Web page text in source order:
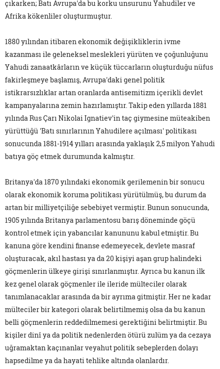
çıkarken; Batı Avrupa'da bu korku unsurunu Yahudiler ve
Afrika kökenliler oluşturmuştur.
1880 yılından itibaren ekonomik değişikliklerin ivme
kazanması ile geleneksel meslekleri yürüten ve çoğunluğunu
Yahudi zanaatkârların ve küçük tüccarların oluşturduğu nüfus
fakirleşmeye başlamış, Avrupa'daki genel politik
istikrarsızlıklar artan oranlarda antisemitizm içerikli devlet
kampanyalarına zemin hazırlamıştır. Takip eden yıllarda 1881
yılında Rus Çarı Nikolai Ignatiev'in taç giymesine müteakiben
yürüttüğü 'Batı sınırlarının Yahudilere açılması' politikası
sonucunda 1881-1914 yılları arasında yaklaşık 2,5 milyon Yahudi
batıya göç etmek durumunda kalmıştır.
Britanya'da 1870 yılındaki ekonomik gerilemenin bir sonucu
olarak ekonomik koruma politikası yürütülmüş, bu durum da
artan bir milliyetçiliğe sebebiyet vermiştir. Bunun sonucunda,
1905 yılında Britanya parlamentosu barış döneminde göçü
kontrol etmek için yabancılar kanununu kabul etmiştir. Bu
kanuna göre kendini finanse edemeyecek, devlete masraf
oluşturacak, akıl hastası ya da 20 kişiyi aşan grup halindeki
göçmenlerin ülkeye girişi sınırlanmıştır. Ayrıca bu kanun ilk
kez genel olarak göçmenler ile ileride mülteciler olarak
tanımlanacaklar arasında da bir ayrıma gitmiştir. Her ne kadar
mülteciler bir kategori olarak belirtilmemiş olsa da bu kanun
belli göçmenlerin reddedilmemesi gerektiğini belirtmiştir. Bu
kişiler dinî ya da politik nedenlerden ötürü zulüm ya da cezaya
uğramaktan kaçınanlar veyahut politik sebeplerden dolayı
hapsedilme ya da hayati tehlike altında olanlardır.